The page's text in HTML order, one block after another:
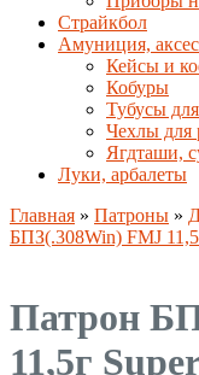
Страйкбол
Амуниция,
Кейсы и
Кобуры
Тубусы
Чехлы для
Ягдташи,
Луки, арбалеты
Главная » Патроны »
БПЗ(.308Win) FMJ
Патрон
11,5г